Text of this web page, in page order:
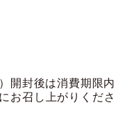
開封後は消費期限内
お召し上がりくださ